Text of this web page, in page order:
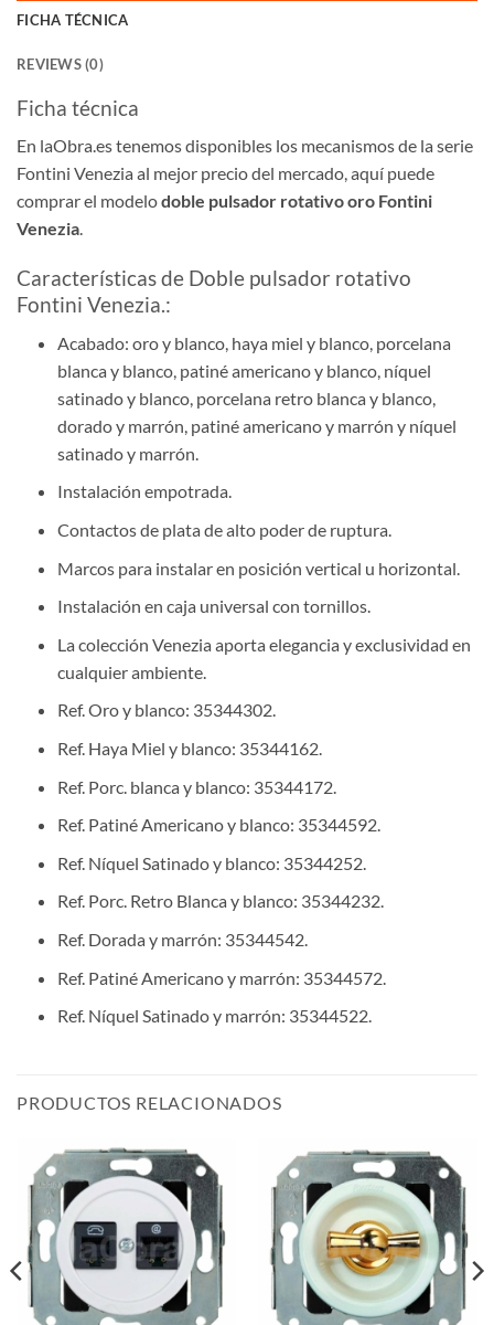
FICHA TÉCNICA
REVIEWS (0)
Ficha técnica
En laObra.es tenemos disponibles los mecanismos de la serie
Fontini Venezia al mejor precio del mercado, aquí puede
comprar el modelodoble pulsador rotativo oro Fontini
Venezia.
Características de Doble pulsador rotativo
Fontini Venezia.:
Acabado: oro y blanco, haya miel y blanco, porcelana
blanca y blanco, patiné americano y blanco, níquel
satinado y blanco, porcelana retro blanca y blanco,
dorado y marrón, patiné americano y marrón y níquel
satinado y marrón.
Instalación empotrada.
Contactos de plata de alto poder de ruptura.
Marcos para instalar en posición vertical u horizontal.
Instalación en caja universal con tornillos.
La colección Venezia aporta elegancia y exclusividad en
cualquier ambiente.
Ref. Oro y blanco: 35344302.
Ref. Haya Miel y blanco: 35344162.
Ref. Porc. blanca y blanco: 35344172.
Ref. Patiné Americano y blanco: 35344592.
Ref. Níquel Satinado y blanco: 35344252.
Ref. Porc. Retro Blanca y blanco: 35344232.
Ref. Dorada y marrón: 35344542.
Ref. Patiné Americano y marrón: 35344572.
Ref. Níquel Satinado y marrón: 35344522.
PRODUCTOS RELACIONADOS